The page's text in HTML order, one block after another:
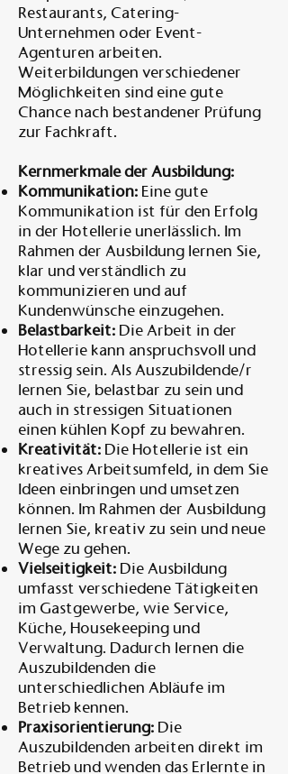
Restaurants, Catering-
Unternehmen oder Event-
Agenturen arbeiten.
Weiterbildungen verschiedener
Möglichkeiten sind eine gute
Chance nach bestandener Prüfung
zur Fachkraft.
Kernmerkmale der Ausbildung:
Kommunikation: Eine gute
Kommunikation ist für den Erfolg
in der Hotellerie unerlässlich. Im
Rahmen der Ausbildung lernen Sie,
klar und verständlich zu
kommunizieren und auf
Kundenwünsche einzugehen.
Belastbarkeit: Die Arbeit in der
Hotellerie kann anspruchsvoll und
stressig sein. Als Auszubildende/r
lernen Sie, belastbar zu sein und
auch in stressigen Situationen
einen kühlen Kopf zu bewahren.
Kreativität: Die Hotellerie ist ein
kreatives Arbeitsumfeld, in dem Sie
Ideen einbringen und umsetzen
können. Im Rahmen der Ausbildung
lernen Sie, kreativ zu sein und neue
Wege zu gehen.
Vielseitigkeit: Die Ausbildung
umfasst verschiedene Tätigkeiten
im Gastgewerbe, wie Service,
Küche, Housekeeping und
Verwaltung. Dadurch lernen die
Auszubildenden die
unterschiedlichen Abläufe im
Betrieb kennen.
Praxisorientierung: Die
Auszubildenden arbeiten direkt im
Betrieb und wenden das Erlernte in